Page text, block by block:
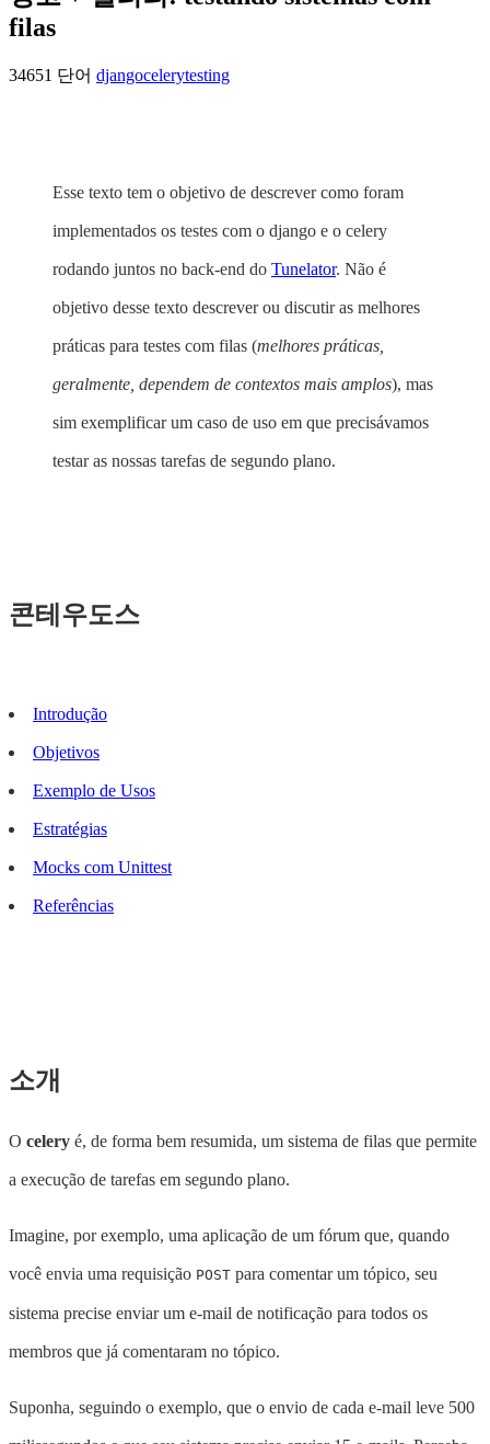
filas
34651 단어 djangocelerytesting
Esse texto tem o objetivo de descrever como foram
implementados os testes com o django e o celery
rodando juntos no back-end do Tunelator. Não é
objetivo desse texto descrever ou discutir as melhores
práticas para testes com filas (melhores práticas,
geralmente, dependem de contextos mais amplos), mas
sim exemplificar um caso de uso em que precisávamos
testar as nossas tarefas de segundo plano.
콘테우도스
Introdução
Objetivos
Exemplo de Usos
Estratégias
Mocks com Unittest
Referências
소개
O celery é, de forma bem resumida, um sistema de filas que permite
a execução de tarefas em segundo plano.
Imagine, por exemplo, uma aplicação de um fórum que, quando
você envia uma requisição POST para comentar um tópico, seu
sistema precise enviar um e-mail de notificação para todos os
membros que já comentaram no tópico.
Suponha, seguindo o exemplo, que o envio de cada e-mail leve 500